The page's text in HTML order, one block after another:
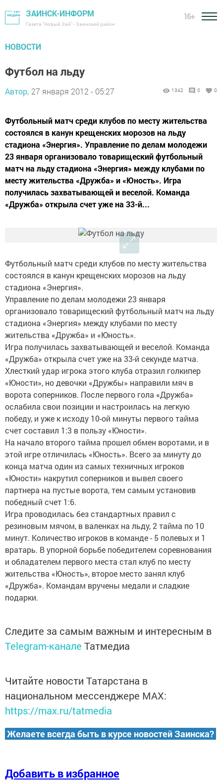
ЗАИНСК-ИНФОРМ
Газета "Новый Зай" - Заинский район
16+
НОВОСТИ
Футбол на льду
Автор, 27 января 2012 - 05:27 1342 0 0
Футбольный матч среди клубов по месту жительства
состоялся в канун крещенских морозов на льду
стадиона «Энергия». Управление по делам молодежи
23 января организовало товарищеский футбольный
матч на льду стадиона «Энергия» между клубами по
месту жительства «Дружба» и «Юность». Игра
получилась захватывающей и веселой. Команда
«Дружба» открыла счет уже на 33-й...
Футбольный матч среди клубов по месту жительства
состоялся в канун крещенских морозов на льду
стадиона «Энергия».
Управление по делам молодежи 23 января
организовало товарищеский футбольный матч на льду
стадиона «Энергия» между клубами по месту
жительства «Дружба» и «Юность».
Игра получилась захватывающей и веселой. Команда
«Дружба» открыла счет уже на 33-й секунде матча.
Хлесткий удар игрока этого клуба отразил голкипер
«Юности», но девочки «Дружбы» направили мяч в
ворота соперников. После первого гола «Дружба»
ослабила свои позиции и настроилась на легкую
победу, и уже к исходу 10-ой минуты первого тайма
счет составил 1:3 в пользу «Юности».
На начало второго тайма прошел обмен воротами, и в
этой игре отличилась «Юность». Всего за минуту до
конца матча один из самых техничных игроков
«Юности» накрутил соперников и вывел своего
партнера на пустые ворота, тем самым установив
победный счет 1:6.
Игра проводилась без стандартных правил с
резиновым мячом, в валенках на льду, 2 тайма по 10
минут. Количество игроков в команде - 5 полевых и 1
вратарь. В упорной борьбе победителем соревнования
и обладателем первого места стал клуб по месту
жительства «Юность», второе место занял клуб
«Дружба». Командам вручены медали и сладкие
подарки.
Следите за самым важным и интересным в
Telegram-канале Татмедиа
Читайте новости Татарстана в
национальном мессенджере MАХ:
https://max.ru/tatmedia
Желаете всегда быть в курсе новостей Заинска?
Добавить в избранное